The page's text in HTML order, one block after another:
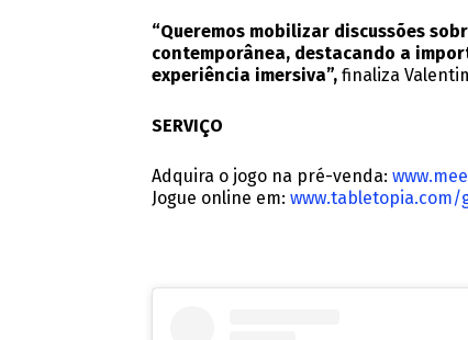
“Queremos mobilizar discussões
contemporânea, destacando a
experiência imersiva”, finaliza
SERVIÇO
Adquira o jogo na pré-venda:
Jogue online em: